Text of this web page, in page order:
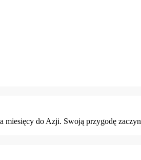
miesięcy do Azji. Swoją przygodę